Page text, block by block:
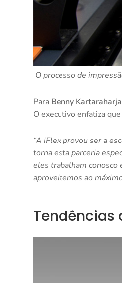
O processo de
Para Benny Kartaraharja
O executivo enfatiza
“A iFlex provou ser a
torna esta parceria
eles trabalham conosco
aproveitemos ao
Tendências